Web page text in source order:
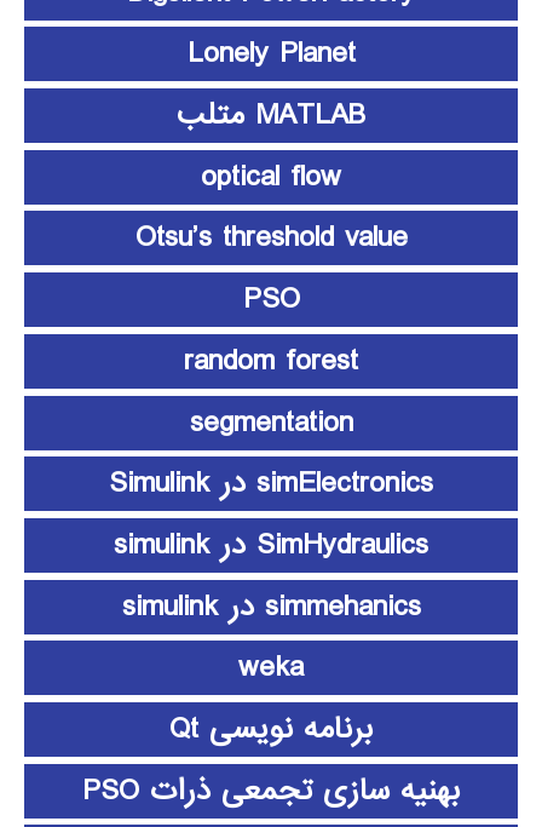
Lonely Planet
MATLAB متلب
optical flow
Otsu’s threshold value
PSO
random forest
segmentation
simElectronics در Simulink
SimHydraulics در simulink
simmehanics در simulink
weka
برنامه نویسی Qt
بهنیه سازی تجمعی ذرات PSO